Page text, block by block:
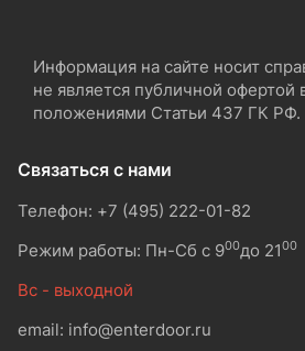
Информация на сайте носит
не является публичной офертой
положениями Статьи 437 ГК РФ.
Связаться с нами
Телефон: +7 (495) 222-01-82
Режим работы: Пн-Сб с 900до 2100
Вс - выходной
email: info@enterdoor.ru